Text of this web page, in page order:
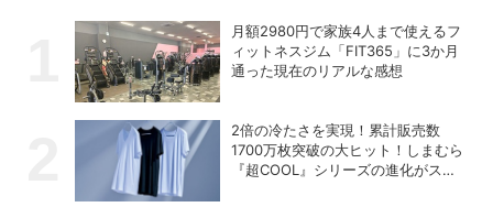
月額2980円で家族4人まで使えるフ
ィットネスジム「FIT365」に3か月
通った現在のリアルな感想
2倍の冷たさを実現！累計販売数
1700万枚突破の大ヒット！しまむら
『超COOL』シリーズの進化がスゴ